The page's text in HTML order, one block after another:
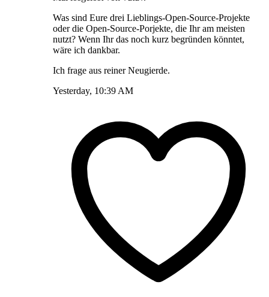
Was sind Eure drei Lieblings-Open-Source-Projekte
oder die Open-Source-Porjekte, die Ihr am meisten
nutzt? Wenn Ihr das noch kurz begründen könntet,
wäre ich dankbar.
Ich frage aus reiner Neugierde.
Yesterday, 10:39 AM